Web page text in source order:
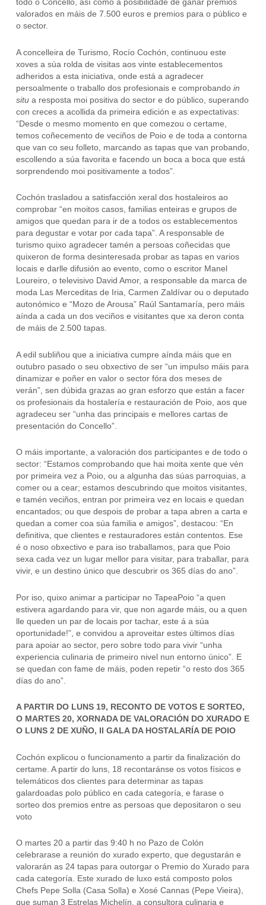
valorados en máis de 7.500 euros e premios para o público e
o sector.
A concelleira de Turismo, Rocío Cochón, continuou este
xoves a súa rolda de visitas aos vinte establecementos
adheridos a esta iniciativa, onde está a agradecer
persoalmente o traballo dos profesionais e comprobandoin
situ a resposta moi positiva do sector e do público, superando
con creces a acollida da primeira edición e as expectativas:
“Desde o mesmo momento en que comezou o certame,
temos coñecemento de veciños de Poio e de toda a contorna
que van co seu folleto, marcando as tapas que van probando,
escollendo a súa favorita e facendo un boca a boca que está
sorprendendo moi positivamente a todos”.
Cochón trasladou a satisfacción xeral dos hostaleiros ao
comprobar “en moitos casos, familias enteiras e grupos de
amigos que quedan para ir de a todos os establecementos
para degustar e votar por cada tapa”. A responsable de
turismo quixo agradecer tamén a persoas coñecidas que
quixeron de forma desinteresada probar as tapas en varios
locais e darlle difusión ao evento, como o escritor Manel
Loureiro, o televisivo David Amor, a responsable da marca de
moda Las Merceditas de Iria, Carmen Zaldívar ou o deputado
autonómico e “Mozo de Arousa” Raúl Santamaría, pero máis
aínda a cada un dos veciños e visitantes que xa deron conta
de máis de 2.500 tapas.
A edil subliñou que a iniciativa cumpre aínda máis que en
outubro pasado o seu obxectivo de ser “un impulso máis para
dinamizar e poñer en valor o sector fóra dos meses de
verán”, sen dúbida grazas ao gran esforzo que están a facer
os profesionais da hostalería e restauración de Poio, aos que
agradeceu ser “unha das principais e mellores cartas de
presentación do Concello”.
O máis importante, a valoración dos participantes e de todo o
sector: “Estamos comprobando que hai moita xente que vén
por primeira vez a Poio, ou a algunha das súas parroquias, a
comer ou a cear; estamos descubrindo que moitos visitantes,
e tamén veciños, entran por primeira vez en locais e quedan
encantados; ou que despois de probar a tapa abren a carta e
quedan a comer coa súa familia e amigos”, destacou: “En
definitiva, que clientes e restauradores están contentos. Ese
é o noso obxectivo e para iso traballamos, para que Poio
sexa cada vez un lugar mellor para visitar, para traballar, para
vivir, e un destino único que descubrir os 365 días do ano”.
Por iso, quixo animar a participar no TapeaPoio “a quen
estivera agardando para vir, que non agarde máis, ou a quen
lle queden un par de locais por tachar, este á a súa
oportunidade!”, e convidou a aproveitar estes últimos días
para apoiar ao sector, pero sobre todo para vivir “unha
experiencia culinaria de primeiro nivel nun entorno único”. E
se quedan con fame de máis, poden repetir “o resto dos 365
días do ano”.
A PARTIR DO LUNS 19, RECONTO DE VOTOS E SORTEO,
O MARTES 20, XORNADA DE VALORACIÓN DO XURADO E
O LUNS 2 DE XUÑO, II GALA DA HOSTALARÍA DE POIO
Cochón explicou o funcionamento a partir da finalización do
certame. A partir do luns, 18 recontaránse os votos físicos e
telemáticos dos clientes para determinar as tapas
galardoadas polo público en cada categoría, e farase o
sorteo dos premios entre as persoas que depositaron o seu
voto
O martes 20 a partir das 9:40 h no Pazo de Colón
celebrarase a reunión do xurado experto, que degustarán e
valorarán as 24 tapas para outorgar o Premio do Xurado para
cada categoría. Este xurado de luxo está composto polos
Chefs Pepe Solla (Casa Solla) e Xosé Cannas (Pepe Vieira),
que suman 3 Estrelas Michelín, a consultora culinaria e